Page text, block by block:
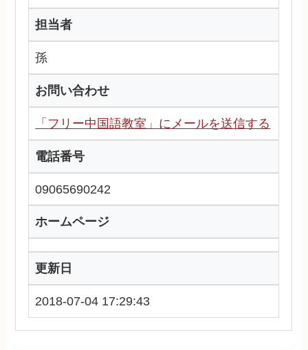
担当者
孫
お問い合わせ
「フリー中国語教室」にメールを送信する
電話番号
09065690242
ホームページ
更新日
2018-07-04 17:29:43